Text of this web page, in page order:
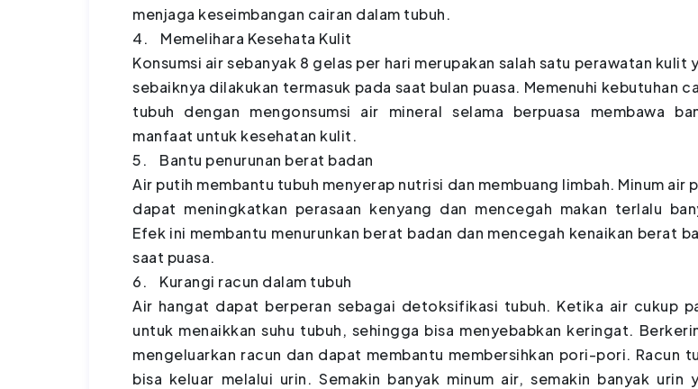
menjaga keseimbangan cairan dalam tubuh.
4. Memelihara Kesehata Kulit
Konsumsi air sebanyak 8 gelas per hari merupakan salah satu perawatan kulit
sebaiknya dilakukan termasuk pada saat bulan puasa. Memenuhi kebutuhan
tubuh dengan mengonsumsi air mineral selama berpuasa membawa
manfaat untuk kesehatan kulit.
5. Bantu penurunan berat badan
Air putih membantu tubuh menyerap nutrisi dan membuang limbah. Minum air
dapat meningkatkan perasaan kenyang dan mencegah makan terlalu
Efek ini membantu menurunkan berat badan dan mencegah kenaikan berat
saat puasa.
6. Kurangi racun dalam tubuh
Air hangat dapat berperan sebagai detoksifikasi tubuh. Ketika air cukup
untuk menaikkan suhu tubuh, sehingga bisa menyebabkan keringat.
mengeluarkan racun dan dapat membantu membersihkan pori-pori. Racun
bisa keluar melalui urin. Semakin banyak minum air, semakin banyak urin